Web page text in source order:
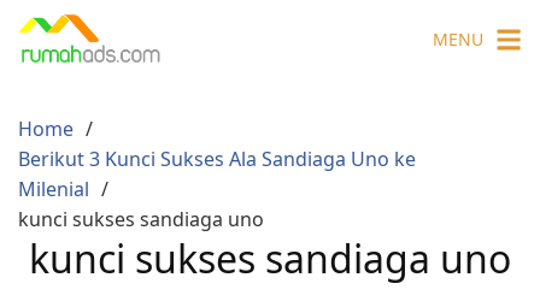
Skip
MENU
Home
Berikut 3 Kunci Sukses Ala Sandiaga Uno ke
Milenial
kunci sukses sandiaga uno
kunci sukses sandiaga uno